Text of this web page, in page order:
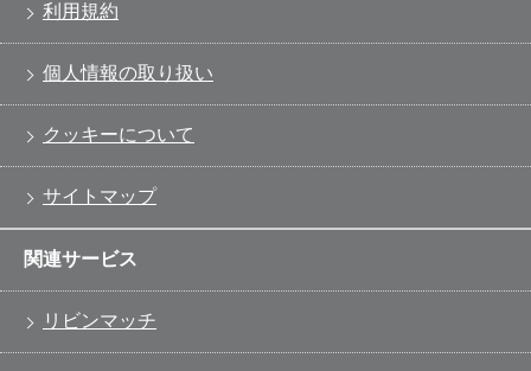
利用規約
個人情報の取り扱い
クッキーについて
サイトマップ
関連サービス
リビンマッチ